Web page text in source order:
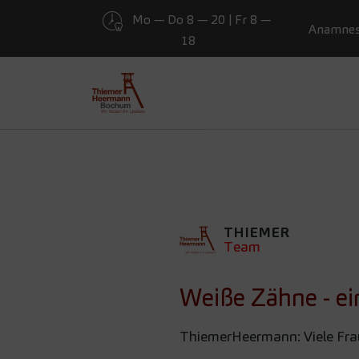
Zum Hauptinhalt springen
Mo — Do 8 — 20 | Fr 8 —
18
Presse
WEISSE
ICHT
THIEMER
Team
Weiße Zähne -
ThiemerHeermann: Viele